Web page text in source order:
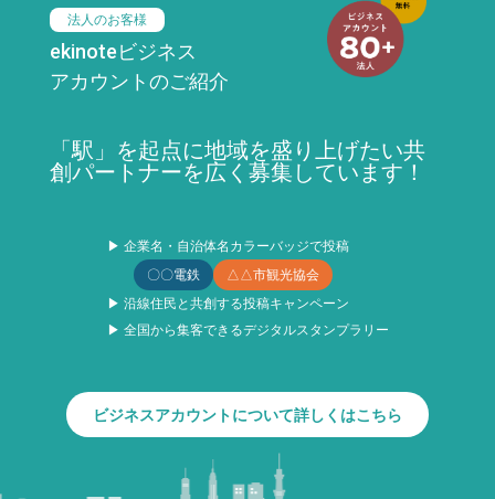
法人のお客様
ekinoteビジネス
アカウントのご紹介
「駅」を起点に地域を盛り上げたい共
創パートナーを広く募集しています！
▶ 企業名・自治体名カラーバッジで投稿
〇〇電鉄
△△市観光協会
▶ 沿線住民と共創する投稿キャンペーン
▶ 全国から集客できるデジタルスタンプラリー
ビジネスアカウントについて詳しくはこちら